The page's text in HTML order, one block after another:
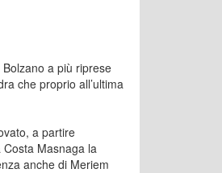
a più riprese
che proprio all’ultima
a partire
Masnaga la
anche di Meriem